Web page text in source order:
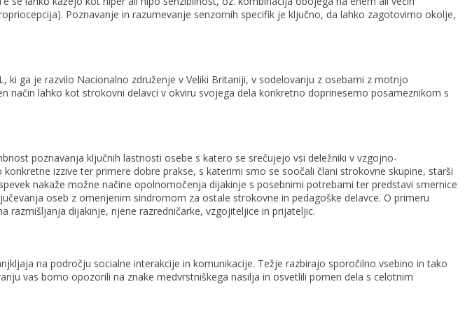
Poznavanje in razumevanje senzornih specifik je ključno, da lahko zagotovimo okolje,
ga je razvilo Nacionalno združenje v Veliki Britaniji, v sodelovanju z osebami z motnjo
lahko kot strokovni delavci v okviru svojega dela konkretno doprinesemo posameznikom s
poznavanja ključnih lastnosti osebe s katero se srečujejo vsi deležniki v vzgojno-
izzive ter primere dobre prakse, s katerimi smo se soočali člani strokovne skupine, starši
nakaže možne načine opolnomočenja dijakinje s posebnimi potrebami ter predstavi smernice
oseb z omenjenim sindromom za ostale strokovne in pedagoške delavce. O primeru
razmišljanja dijakinje, njene razredničarke, vzgojiteljice in prijateljic.
na področju socialne interakcije in komunikacije. Težje razbirajo sporočilno vsebino in tako
vas bomo opozorili na znake medvrstniškega nasilja in osvetlili pomen dela s celotnim